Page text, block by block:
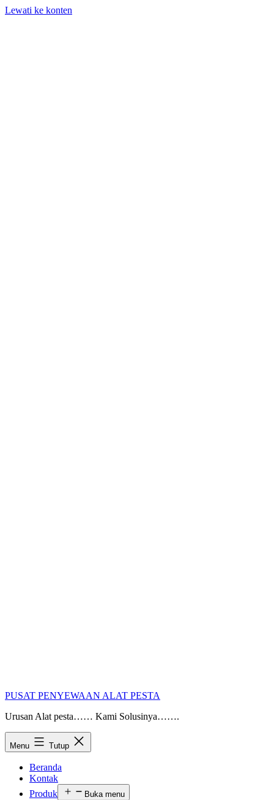
Lewati ke konten
PUSAT PENYEWAAN ALAT PESTA
Urusan Alat pesta…… Kami Solusinya…….
Menu Tutup
Beranda
Kontak
Produk
Buka menu